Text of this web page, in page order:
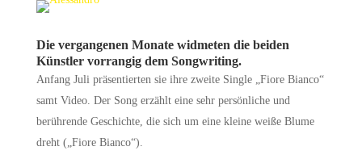
Die vergangenen Monate widmeten die beiden
Künstler vorrangig dem Songwriting.
Anfang Juli präsentierten sie ihre zweite Single „Fiore Bianco“
samt Video. Der Song erzählt eine sehr persönliche und
berührende Geschichte, die sich um eine kleine weiße Blume
dreht („Fiore Bianco“).